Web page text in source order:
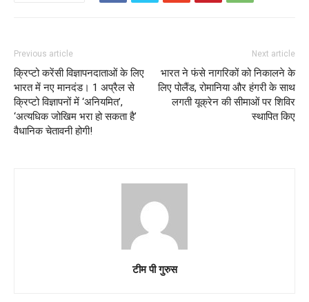
Previous article
क्रिप्टो करेंसी विज्ञापनदाताओं के लिए
भारत में नए मानदंड। 1 अप्रैल से
क्रिप्टो विज्ञापनों में ‘अनियमित’,
‘अत्यधिक जोखिम भरा हो सकता है’
वैधानिक चेतावनी होगी!
Next article
भारत ने फंसे नागरिकों को निकालने के
लिए पोलैंड, रोमानिया और हंगरी के साथ
लगती यूक्रेन की सीमाओं पर शिविर
स्थापित किए
टीम पी गुरुस